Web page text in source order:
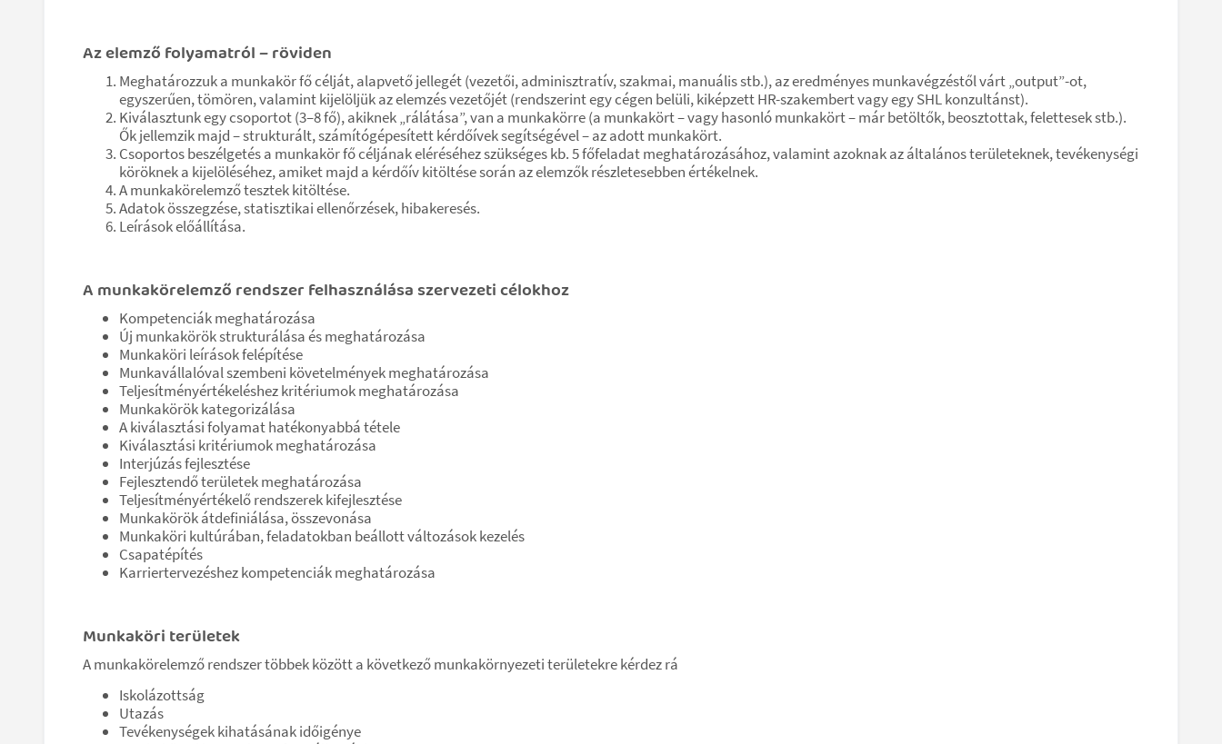
Az elemző folyamatról – röviden
Meghatározzuk a munkakör fő célját, alapvető jellegét (vezetői, adminisztratív, szakmai, manuális stb.), az eredményes munkavégzéstől várt „output”-ot,
egyszerűen, tömören, valamint kijelöljük az elemzés vezetőjét (rendszerint egy cégen belüli, kiképzett HR-szakembert vagy egy SHL konzultánst).
Kiválasztunk egy csoportot (3–8 fő), akiknek „rálátása”, van a munkakörre (a munkakört – vagy hasonló munkakört – már betöltők, beosztottak, felettesek stb.).
Ők jellemzik majd – strukturált, számítógépesített kérdőívek segítségével – az adott munkakört.
Csoportos beszélgetés a munkakör fő céljának eléréséhez szükséges kb. 5 főfeladat meghatározásához, valamint azoknak az általános területeknek, tevékenységi
köröknek a kijelöléséhez, amiket majd a kérdőív kitöltése során az elemzők részletesebben értékelnek.
A munkakörelemző tesztek kitöltése.
Adatok összegzése, statisztikai ellenőrzések, hibakeresés.
Leírások előállítása.
A munkakörelemző rendszer felhasználása szervezeti célokhoz
Kompetenciák meghatározása
Új munkakörök strukturálása és meghatározása
Munkaköri leírások felépítése
Munkavállalóval szembeni követelmények meghatározása
Teljesítményértékeléshez kritériumok meghatározása
Munkakörök kategorizálása
A kiválasztási folyamat hatékonyabbá tétele
Kiválasztási kritériumok meghatározása
Interjúzás fejlesztése
Fejlesztendő területek meghatározása
Teljesítményértékelő rendszerek kifejlesztése
Munkakörök átdefiniálása, összevonása
Munkaköri kultúrában, feladatokban beállott változások kezelés
Csapatépítés
Karriertervezéshez kompetenciák meghatározása
Munkaköri területek
A munkakörelemző rendszer többek között a következő munkakörnyezeti területekre kérdez rá
Iskolázottság
Utazás
Tevékenységek kihatásának időigénye